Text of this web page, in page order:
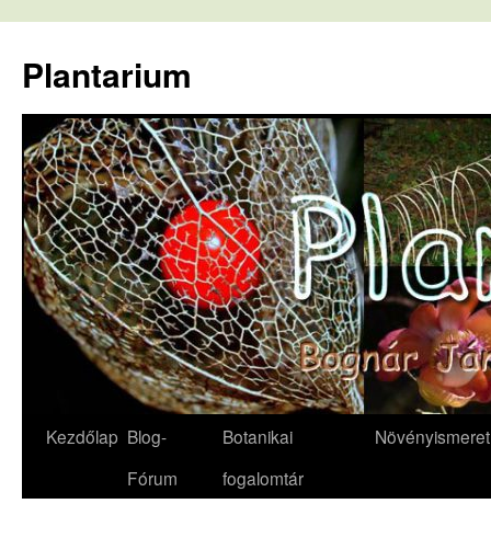
tartalomba
Plantarium
Kezdőlap Blog-
Fórum
Botanikai
fogalomtár
Növényismeret